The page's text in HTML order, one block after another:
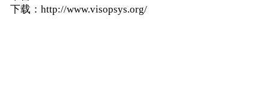
下载：http://www.visopsys.org/